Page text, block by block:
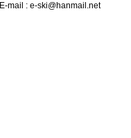
E-mail : e-ski@hanmail.net